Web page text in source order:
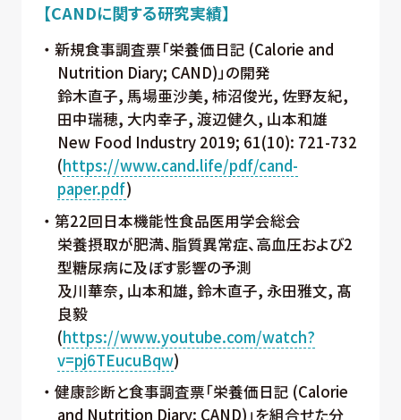
【CANDに関する研究実績】
新規食事調査票「栄養価日記 (Calorie and
Nutrition Diary; CAND)」の開発
鈴木直子, 馬場亜沙美, 柿沼俊光, 佐野友紀,
田中瑞穂, 大内幸子, 渡辺健久, 山本和雄
New Food Industry 2019; 61(10): 721-732
(https://www.cand.life/pdf/cand-
paper.pdf)
第22回日本機能性食品医用学会総会
栄養摂取が肥満、脂質異常症、高血圧および2
型糖尿病に及ぼす影響の予測
及川華奈, 山本和雄, 鈴木直子, 永田雅文, 髙
良毅
(https://www.youtube.com/watch?
v=pj6TEucuBqw)
健康診断と食事調査票「栄養価日記 (Calorie
and Nutrition Diary: CAND)」を組合せた分